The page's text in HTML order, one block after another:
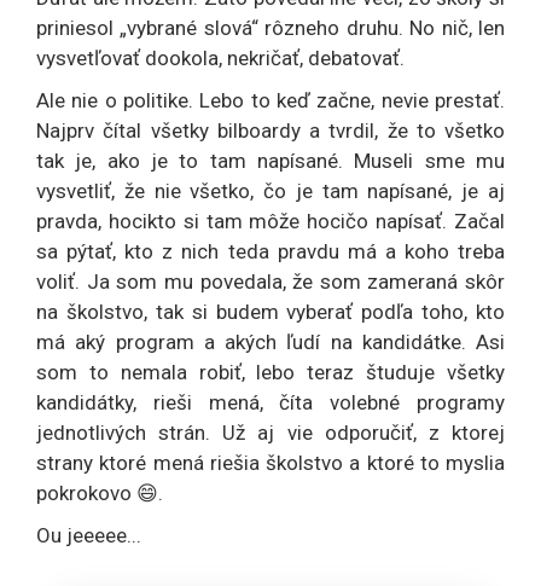
priniesol „vybrané slová“ rôzneho druhu. No nič, len
vysvetľovať dookola, nekričať, debatovať.
Ale nie o politike. Lebo to keď začne, nevie prestať.
Najprv čítal všetky bilboardy a tvrdil, že to všetko
tak je, ako je to tam napísané. Museli sme mu
vysvetliť, že nie všetko, čo je tam napísané, je aj
pravda, hocikto si tam môže hocičo napísať. Začal
sa pýtať, kto z nich teda pravdu má a koho treba
voliť. Ja som mu povedala, že som zameraná skôr
na školstvo, tak si budem vyberať podľa toho, kto
má aký program a akých ľudí na kandidátke. Asi
som to nemala robiť, lebo teraz študuje všetky
kandidátky, rieši mená, číta volebné programy
jednotlivých strán. Už aj vie odporučiť, z ktorej
strany ktoré mená riešia školstvo a ktoré to myslia
pokrokovo 😄.
Ou jeeeee...